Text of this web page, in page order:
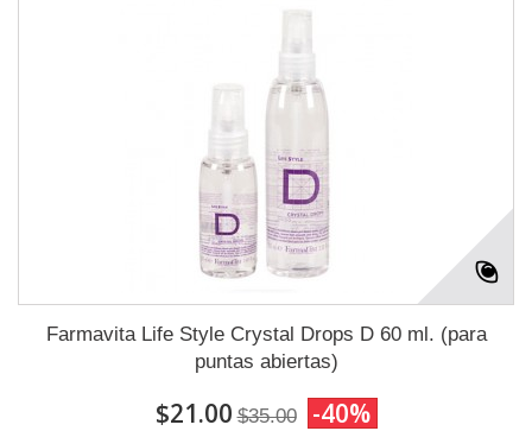
Farmavita Life Style Crystal Drops D 60 ml. (para
puntas abiertas)
$21.00 $35.00 -40%